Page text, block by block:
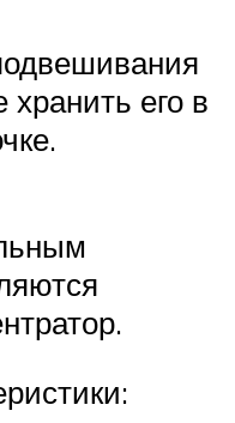
его в